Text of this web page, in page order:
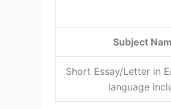
Subject
Short Essay/Letter in
language